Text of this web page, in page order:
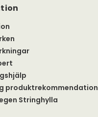
produktrekommendation
Stringhylla